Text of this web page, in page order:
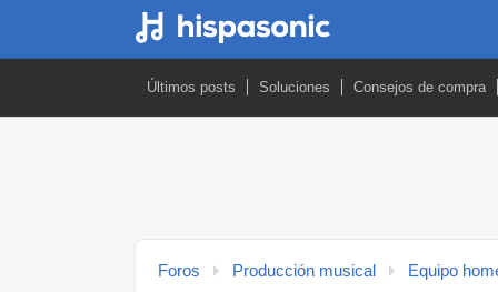
Últimos posts Soluciones Consejos de compra
Foros Producción musical Equipo